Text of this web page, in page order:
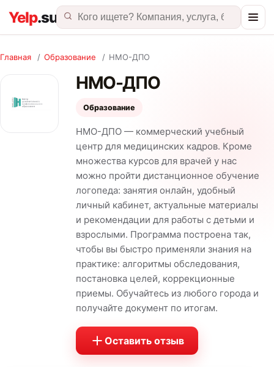
Главная / Образование / НМО-ДПО
НМО-ДПО
Образование
НМО-ДПО — коммерческий учебный
центр для медицинских кадров. Кроме
множества курсов для врачей у нас
можно пройти дистанционное обучение
логопеда: занятия онлайн, удобный
личный кабинет, актуальные материалы
и рекомендации для работы с детьми и
взрослыми. Программа построена так,
чтобы вы быстро применяли знания на
практике: алгоритмы обследования,
постановка целей, коррекционные
приемы. Обучайтесь из любого города и
получайте документ по итогам.
Оставить отзыв